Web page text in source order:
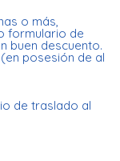
o más,
formulario de
buen descuento.
posesión de al
de traslado al